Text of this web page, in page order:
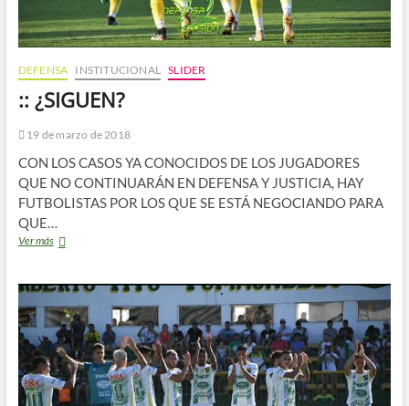
DEFENSA INSTITUCIONAL SLIDER
:: ¿SIGUEN?
19 de marzo de 2018
CON LOS CASOS YA CONOCIDOS DE LOS JUGADORES
QUE NO CONTINUARÁN EN DEFENSA Y JUSTICIA, HAY
FUTBOLISTAS POR LOS QUE SE ESTÁ NEGOCIANDO PARA
QUE…
Ver más::